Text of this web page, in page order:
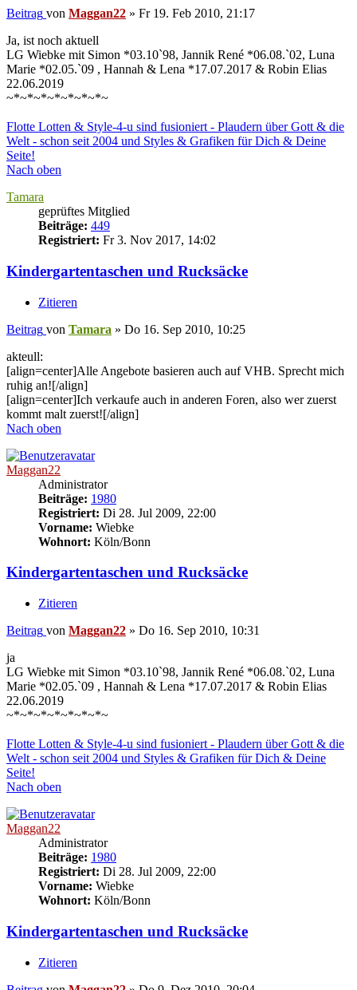
Beitrag von Maggan22 » Fr 19. Feb 2010, 21:17
Ja, ist noch aktuell
LG Wiebke mit Simon *03.10`98, Jannik René *06.08.`02, Luna
Marie *02.05.`09 , Hannah & Lena *17.07.2017 & Robin Elias
22.06.2019
~*~*~*~*~*~*~*~
Flotte Lotten & Style-4-u sind fusioniert - Plaudern über Gott & die
Welt - schon seit 2004 und Styles & Grafiken für Dich & Deine
Seite!
Nach oben
Tamara
geprüftes Mitglied
Beiträge: 449
Registriert: Fr 3. Nov 2017, 14:02
Kindergartentaschen und Rucksäcke
Zitieren
Beitrag von Tamara » Do 16. Sep 2010, 10:25
akteull:
[align=center]Alle Angebote basieren auch auf VHB. Sprecht mich
ruhig an![/align]
[align=center]Ich verkaufe auch in anderen Foren, also wer zuerst
kommt malt zuerst![/align]
Nach oben
Maggan22
Administrator
Beiträge: 1980
Registriert: Di 28. Jul 2009, 22:00
Vorname: Wiebke
Wohnort: Köln/Bonn
Kindergartentaschen und Rucksäcke
Zitieren
Beitrag von Maggan22 » Do 16. Sep 2010, 10:31
ja
LG Wiebke mit Simon *03.10`98, Jannik René *06.08.`02, Luna
Marie *02.05.`09 , Hannah & Lena *17.07.2017 & Robin Elias
22.06.2019
~*~*~*~*~*~*~*~
Flotte Lotten & Style-4-u sind fusioniert - Plaudern über Gott & die
Welt - schon seit 2004 und Styles & Grafiken für Dich & Deine
Seite!
Nach oben
Maggan22
Administrator
Beiträge: 1980
Registriert: Di 28. Jul 2009, 22:00
Vorname: Wiebke
Wohnort: Köln/Bonn
Kindergartentaschen und Rucksäcke
Zitieren